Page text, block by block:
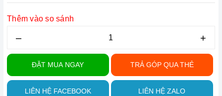
Thêm vào so sánh
– +
ĐẶT MUA NGAY TRẢ GÓP QUA THẺ
LIÊN HỆ FACEBOOK LIÊN HỆ ZALO